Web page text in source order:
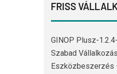
FRISS
GINOP Plusz-
Szabad
Eszközbeszerzés